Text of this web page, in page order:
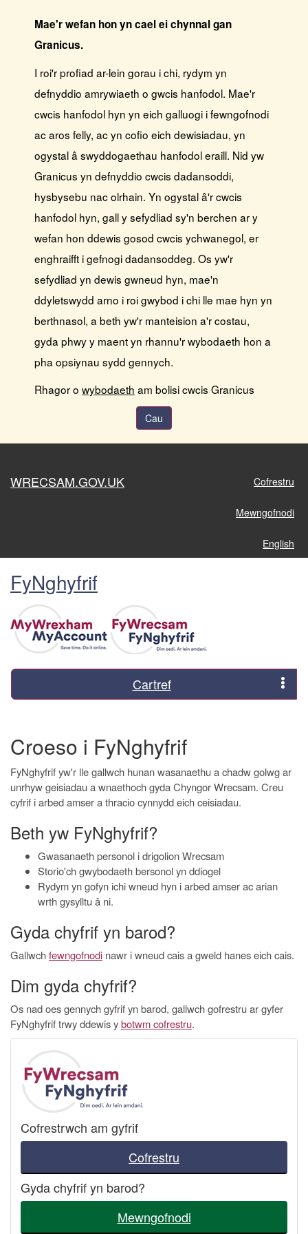
Mae'r wefan hon yn cael ei chynnal gan
Granicus.
I roi'r profiad ar-lein gorau i chi, rydym yn
defnyddio amrywiaeth o gwcis hanfodol. Mae'r
cwcis hanfodol hyn yn eich galluogi i fewngofnodi
ac aros felly, ac yn cofio eich dewisiadau, yn
ogystal â swyddogaethau hanfodol eraill. Nid yw
Granicus yn defnyddio cwcis dadansoddi,
hysbysebu nac olrhain. Yn ogystal â'r cwcis
hanfodol hyn, gall y sefydliad sy'n berchen ar y
wefan hon ddewis gosod cwcis ychwanegol, er
enghraifft i gefnogi dadansoddeg. Os yw'r
sefydliad yn dewis gwneud hyn, mae'n
ddyletswydd arno i roi gwybod i chi lle mae hyn yn
berthnasol, a beth yw'r manteision a'r costau,
gyda phwy y maent yn rhannu'r wybodaeth hon a
pha opsiynau sydd gennych.
Rhagor o wybodaeth am bolisi cwcis Granicus
Cau
WRECSAM.GOV.UK Cofrestru
Mewngofnodi
English
FyNghyfrif
Cartref
Croeso i FyNghyfrif
FyNghyfrif yw'r lle gallwch hunan wasanaethu a chadw golwg ar
unrhyw geisiadau a wnaethoch gyda Chyngor Wrecsam. Creu
cyfrif i arbed amser a thracio cynnydd eich ceisiadau.
Beth yw FyNghyfrif?
Gwasanaeth personol i drigolion Wrecsam
Storio'ch gwybodaeth bersonol yn ddiogel
Rydym yn gofyn ichi wneud hyn i arbed amser ac arian
wrth gysylltu â ni.
Gyda chyfrif yn barod?
Gallwchfewngofnodi nawr i wneud cais a gweld hanes eich cais.
Dim gyda chyfrif?
Os nad oes gennych gyfrif yn barod, gallwch gofrestru ar gyfer
FyNghyfrif trwy ddewis ybotwm cofrestru.
Cofrestrwch am gyfrif
Cofrestru
Gyda chyfrif yn barod?
Mewngofnodi